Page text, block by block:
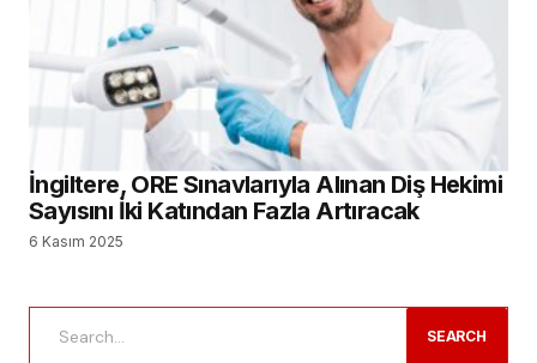
İngiltere, ORE Sınavlarıyla Alınan Diş Hekimi
Sayısını İki Katından Fazla Artıracak
6 Kasım 2025
SEARCH